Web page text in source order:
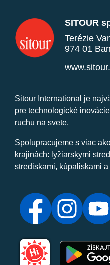
SITOUR
Terézie
974 01
Sitour International je
pre technologické
ruchu na svete.
Spolupracujeme s viac
krajinách: lyžiarskymi
strediskami, kúpaliskami